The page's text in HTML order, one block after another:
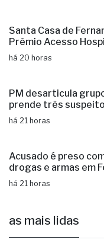
Santa Casa de
Prêmio Acesso
há 20 horas
PM desarticula
prende três
há 21 horas
Acusado é preso
drogas e armas em
há 21 horas
as mais lidas